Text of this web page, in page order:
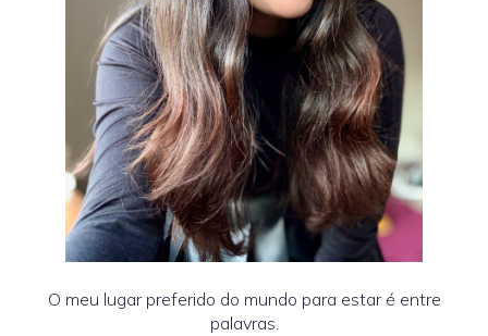
O meu lugar preferido do mundo para estar é entre
palavras.